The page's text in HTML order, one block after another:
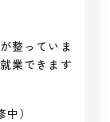
整っていま
業できます
）